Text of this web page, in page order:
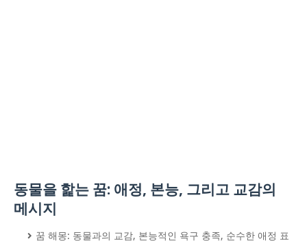
동물을 핥는 꿈: 애정, 본능, 그리고 교감의
메시지
꿈 해몽: 동물과의 교감, 본능적인 욕구 충족, 순수한 애정 표